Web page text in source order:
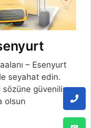
– Esenyurt
seyahat edin.
sözüne güvenilir
olsun